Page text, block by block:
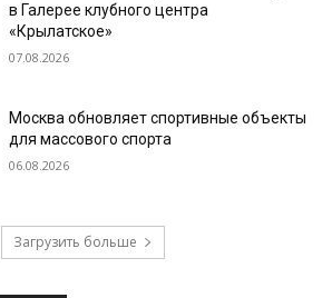
в Галерее клубного центра
«Крылатское»
07.08.2026
Москва обновляет спортивные объекты
для массового спорта
06.08.2026
Загрузить больше